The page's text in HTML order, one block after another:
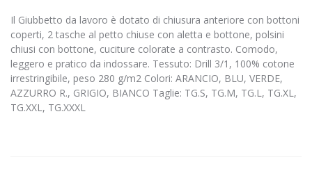
Il Giubbetto da lavoro è dotato di chiusura anteriore con bottoni
coperti, 2 tasche al petto chiuse con aletta e bottone, polsini
chiusi con bottone, cuciture colorate a contrasto. Comodo,
leggero e pratico da indossare. Tessuto: Drill 3/1, 100% cotone
irrestringibile, peso 280 g/m2 Colori: ARANCIO, BLU, VERDE,
AZZURRO R., GRIGIO, BIANCO Taglie: TG.S, TG.M, TG.L, TG.XL,
TG.XXL, TG.XXXL